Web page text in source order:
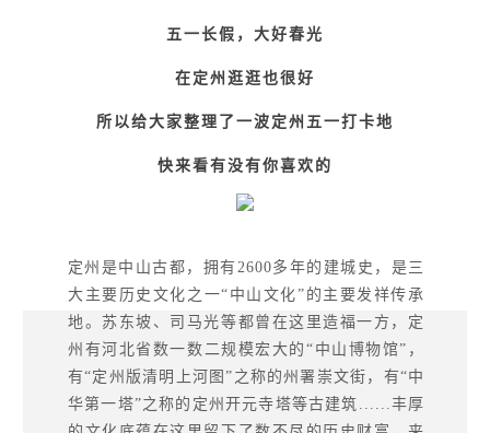
五一长假，大好春光
在定州逛逛也很好
所以给大家整理了一波定州五一打卡地
快来看有没有你喜欢的
定州是中山古都，拥有2600多年的建城史，是三
大主要历史文化之一“中山文化”的主要发祥传承
地。 苏东坡、司马光等都曾在这里造福一方， 定
州有河北省数一数二规模宏大的“中山博物馆”，
有“定州版清明上河图”之称的州署崇文街，有“中
华第一塔”之称的定州开元寺塔等古建筑......丰厚